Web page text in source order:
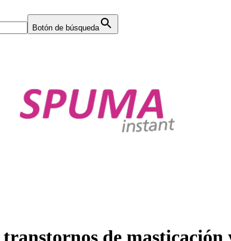
Botón de búsqueda